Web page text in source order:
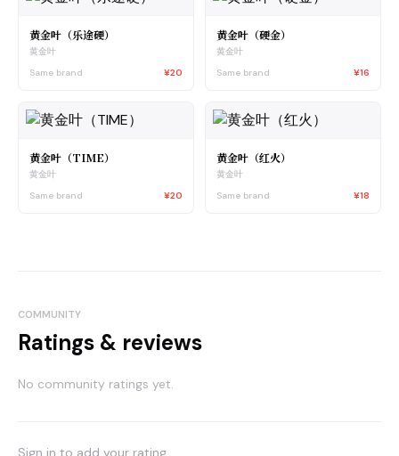
黄金叶（乐途硬）
黄金叶
Same brand
¥20
黄金叶（硬金）
黄金叶
Same brand
¥16
黄金叶（TIME）
黄金叶
Same brand
¥20
黄金叶（红火）
黄金叶
Same brand
¥18
COMMUNITY
Ratings & reviews
No community ratings yet.
Sign in to add your rating.